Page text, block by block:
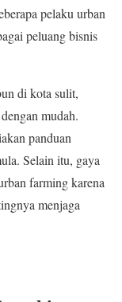
pelaku urban
peluang bisnis
di kota sulit,
mudah.
panduan
Selain itu, gaya
farming karena
menjaga